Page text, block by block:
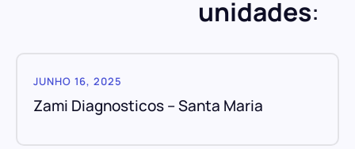
unidades:
JUNHO 16, 2025
Zami Diagnosticos – Santa Maria